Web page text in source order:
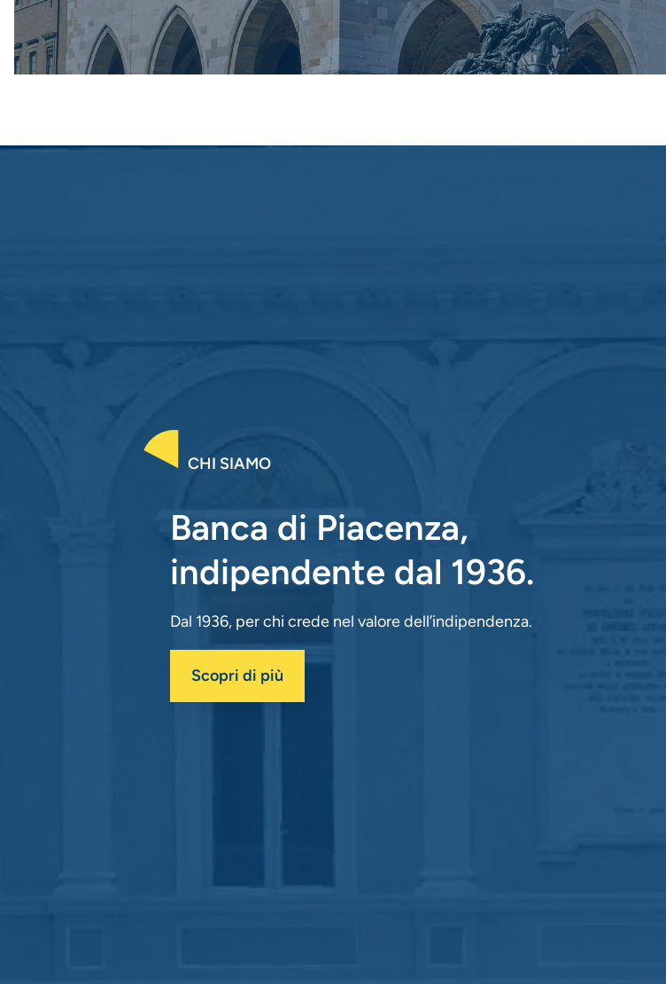
CHI SIAMO
Banca di Piacenza,
indipendente dal 1936.
Dal 1936, per chi crede nel valore dell’indipendenza.
Scopri di più